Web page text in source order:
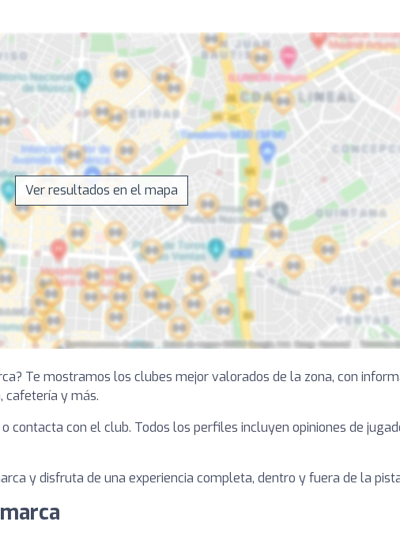
Ver resultados en el mapa
Te mostramos los clubes mejor valorados de la zona, con
cafetería y más.
contacta con el club. Todos los perfiles incluyen opiniones de
y disfruta de una experiencia completa, dentro y fuera de la